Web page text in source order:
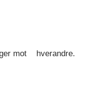
mot hverandre.